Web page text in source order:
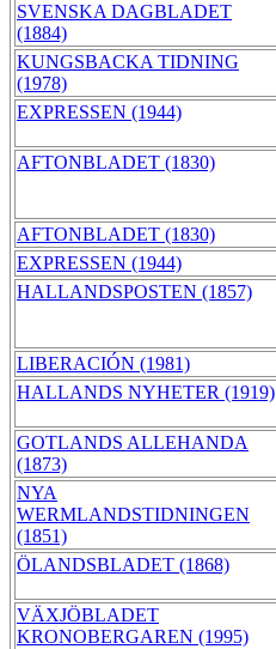
SVENSKA DAGBLADET
(1884)
KUNGSBACKA TIDNING
(1978)
EXPRESSEN (1944)
AFTONBLADET (1830)
AFTONBLADET (1830)
EXPRESSEN (1944)
HALLANDSPOSTEN (1857)
LIBERACIÓN (1981)
HALLANDS NYHETER (1919)
GOTLANDS ALLEHANDA
(1873)
NYA
WERMLANDSTIDNINGEN
(1851)
ÖLANDSBLADET (1868)
VÄXJÖBLADET
KRONOBERGAREN (1995)